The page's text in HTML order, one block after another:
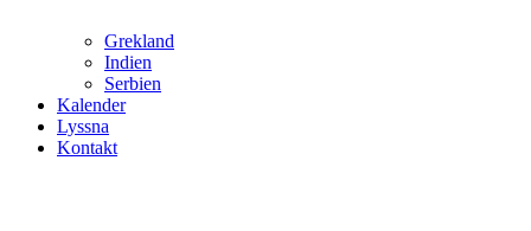
Grekland
Indien
Serbien
Kalender
Lyssna
Kontakt